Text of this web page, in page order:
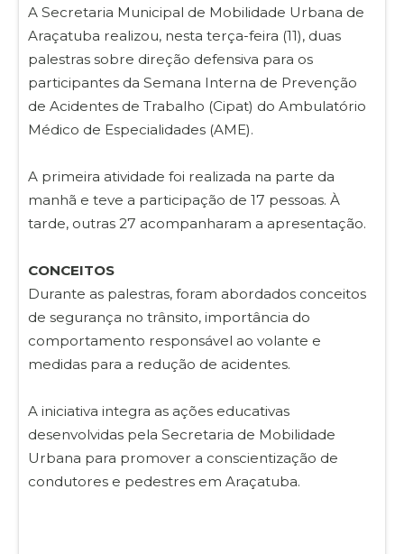
A Secretaria Municipal de Mobilidade Urbana de
Araçatuba realizou, nesta terça-feira (11), duas
palestras sobre direção defensiva para os
participantes da Semana Interna de Prevenção
de Acidentes de Trabalho (Cipat) do Ambulatório
Médico de Especialidades (AME).
A primeira atividade foi realizada na parte da
manhã e teve a participação de 17 pessoas. À
tarde, outras 27 acompanharam a apresentação.
CONCEITOS
Durante as palestras, foram abordados conceitos
de segurança no trânsito, importância do
comportamento responsável ao volante e
medidas para a redução de acidentes.
A iniciativa integra as ações educativas
desenvolvidas pela Secretaria de Mobilidade
Urbana para promover a conscientização de
condutores e pedestres em Araçatuba.